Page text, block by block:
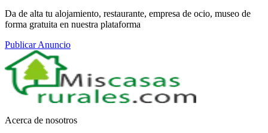
Da de alta tu alojamiento, restaurante, empresa de ocio, museo de
forma gratuita en nuestra plataforma
Publicar Anuncio
Acerca de nosotros